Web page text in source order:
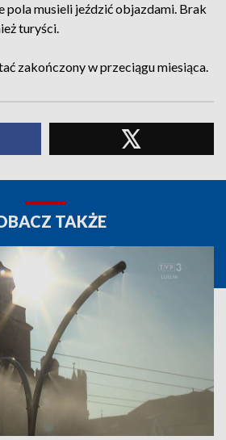
pola musieli jeździć objazdami. Brak
turyści.
zakończony w przeciągu miesiąca.
TAKŻE